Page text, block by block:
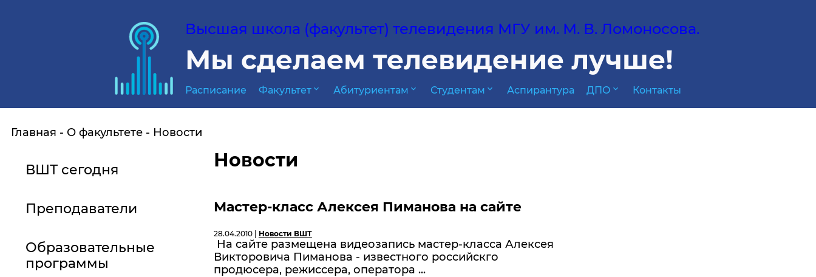
Высшая школа (факультет) телевидения МГУ им. М. В. Ломоносова.
Мы сделаем телевидение лучше!
Расписание Факультет expand_more Абитуриентам expand_more Студентам expand_more Аспирантура ДПО expand_more Контакты
Главная О факультете Новости
ВШТ сегодня
Преподаватели
Образовательные
программы
Новости
Мастер-класс Алексея Пиманова на сайте
28.04.2010 | Новости ВШТ
На сайте размещена видеозапись мастер-класса Алексея
Викторовича Пиманова - известного российскго
продюсера, режиссера, оператора ...